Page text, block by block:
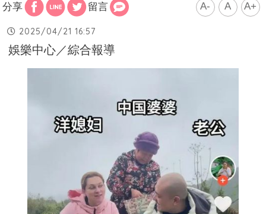
分享 留言 A- A A+
2025/04/21 16:57
娛樂中心／綜合報導